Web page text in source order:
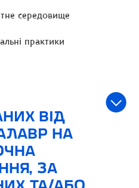
середовище
практики
ВІД
НА
ЗА